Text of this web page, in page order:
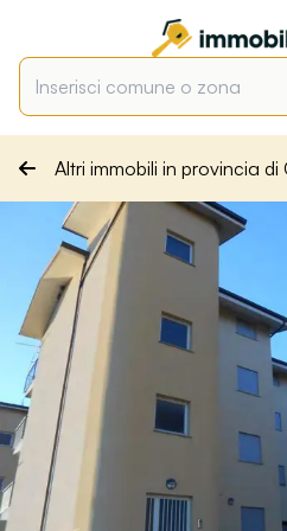
Altri immobili in provincia